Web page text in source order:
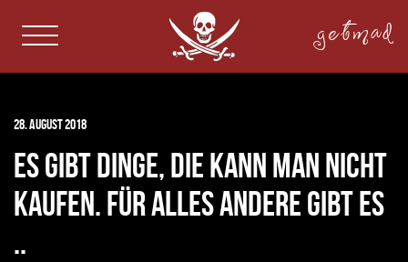
getmad
28. August 2018
Es gibt Dinge, die kann man nicht
kaufen. Für alles andere gibt es
..